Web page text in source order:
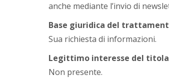
anche mediante l’invio di
Base giuridica del
Sua richiesta di informazioni.
Legittimo interesse del
Non presente.